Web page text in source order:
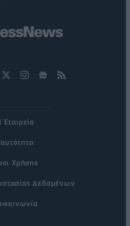
Εταιρεία
Χρήσης
Δεδομένων